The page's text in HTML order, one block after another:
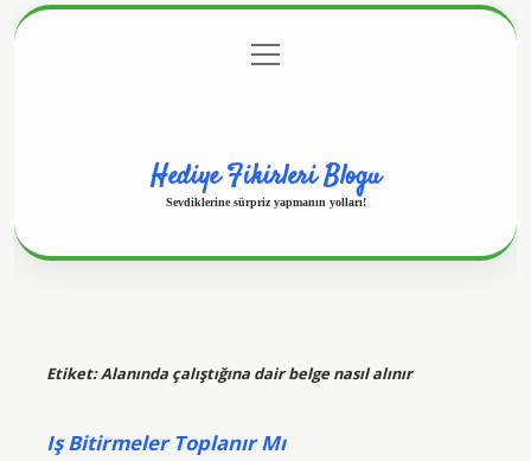
Gizlilik Politikası
menüyü
aç
Hediye Fikirleri Blogu
Sevdiklerine sürpriz yapmanın yolları!
Etiket:Alanında çalıştığına dair belge nasıl alınır
Iş Bitirmeler Toplanır Mı